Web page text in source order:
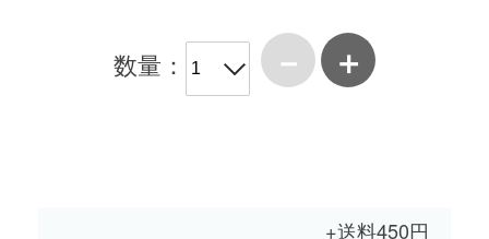
数量： － ＋
+送料450円